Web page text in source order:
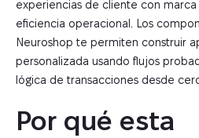
experiencias de cliente con
eficiencia operacional. Los
Neuroshop te permiten construir
personalizada usando flujos
lógica de transacciones desde
Por qué esta